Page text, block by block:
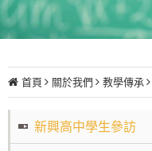
首頁 關於我們 教學傳承
新興高中學生參訪